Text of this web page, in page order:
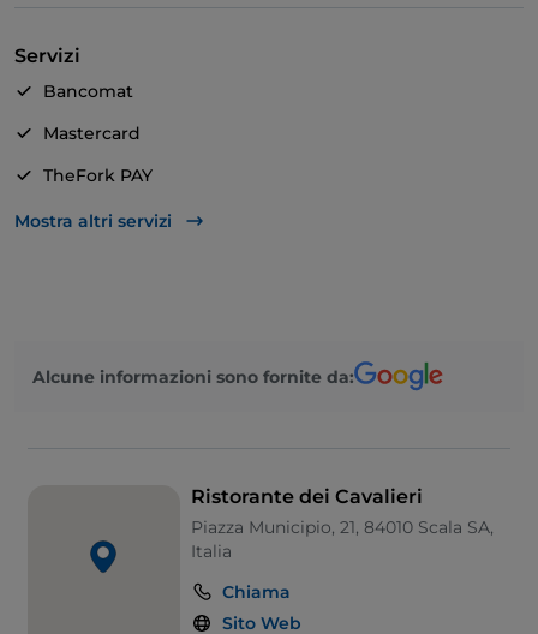
Servizi
Bancomat
Mastercard
TheFork PAY
Unionpay via TheFork PAY
Mostra altri servizi
Alcune informazioni sono fornite da:
Ristorante dei Cavalieri
Piazza Municipio, 21, 84010 Scala SA,
Italia
Chiama
Sito Web